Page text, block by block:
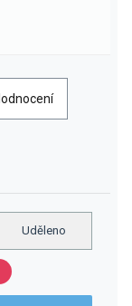
Uděleno